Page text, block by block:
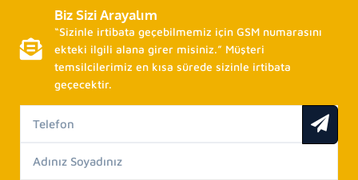
Biz Sizi Arayalım
“Sizinle irtibata geçebilmemiz için GSM numarasını
ekteki ilgili alana girer misiniz.” Müşteri
temsilcilerimiz en kısa sürede sizinle irtibata
geçecektir.